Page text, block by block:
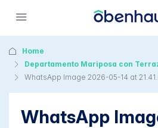
Home
Departamento Mariposa con
WhatsApp Image 2026-05-14 at
WhatsApp